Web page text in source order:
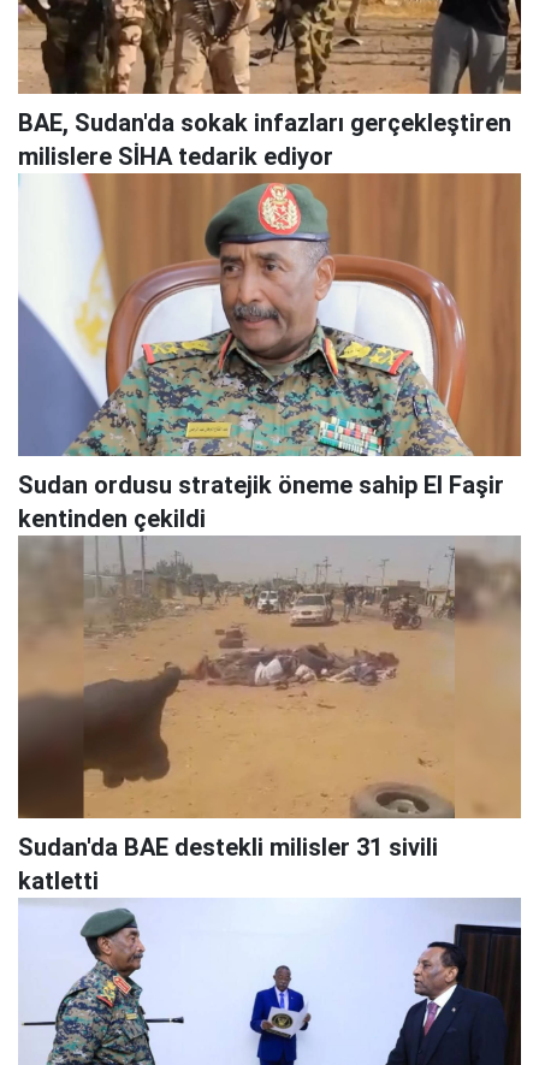
BAE, Sudan'da sokak infazları gerçekleştiren
milislere SİHA tedarik ediyor
Sudan ordusu stratejik öneme sahip El Faşir
kentinden çekildi
Sudan'da BAE destekli milisler 31 sivili
katletti